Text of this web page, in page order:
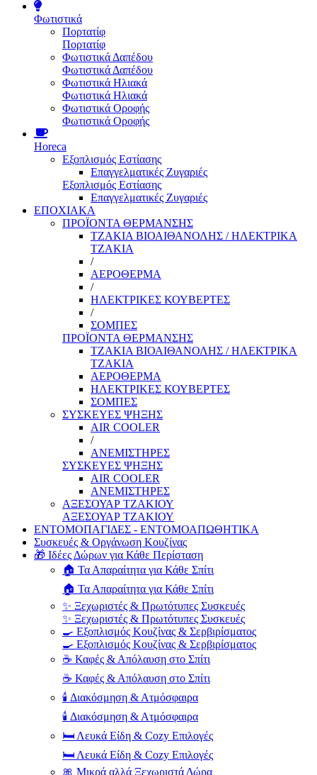
Φωτιστικά
Πορτατίφ
Πορτατίφ
Φωτιστικά Δαπέδου
Φωτιστικά Δαπέδου
Φωτιστικά Ηλιακά
Φωτιστικά Ηλιακά
Φωτιστικά Οροφής
Φωτιστικά Οροφής
Horeca
Εξοπλισμός Εστίασης
Επαγγελματικές Ζυγαριές
Εξοπλισμός Εστίασης
Επαγγελματικές Ζυγαριές
ΕΠΟΧΙΑΚΑ
ΠΡΟΪΟΝΤΑ ΘΕΡΜΑΝΣΗΣ
ΤΖΑΚΙΑ ΒΙΟΑΙΘΑΝΟΛΗΣ / ΗΛΕΚΤΡΙΚΑ
ΤΖΑΚΙΑ
/
ΑΕΡΟΘΕΡΜΑ
/
ΗΛΕΚΤΡΙΚΕΣ ΚΟΥΒΕΡΤΕΣ
/
ΣΟΜΠΕΣ
ΠΡΟΪΟΝΤΑ ΘΕΡΜΑΝΣΗΣ
ΤΖΑΚΙΑ ΒΙΟΑΙΘΑΝΟΛΗΣ / ΗΛΕΚΤΡΙΚΑ
ΤΖΑΚΙΑ
ΑΕΡΟΘΕΡΜΑ
ΗΛΕΚΤΡΙΚΕΣ ΚΟΥΒΕΡΤΕΣ
ΣΟΜΠΕΣ
ΣΥΣΚΕΥΕΣ ΨΗΞΗΣ
AIR COOLER
/
ΑΝΕΜΙΣΤΗΡΕΣ
ΣΥΣΚΕΥΕΣ ΨΗΞΗΣ
AIR COOLER
ΑΝΕΜΙΣΤΗΡΕΣ
ΑΞΕΣΟΥΑΡ ΤΖΑΚΙΟΥ
ΑΞΕΣΟΥΑΡ ΤΖΑΚΙΟΥ
ΕΝΤΟΜΟΠΑΓΙΔΕΣ - ΕΝΤΟΜΟΑΠΩΘΗΤΙΚΑ
Συσκευές & Οργάνωση Κουζίνας
🎁 Ιδέες Δώρων για Κάθε Περίσταση
🏠 Τα Απαραίτητα για Κάθε Σπίτι
🏠 Τα Απαραίτητα για Κάθε Σπίτι
✨ Ξεχωριστές & Πρωτότυπες Συσκευές
✨ Ξεχωριστές & Πρωτότυπες Συσκευές
🍳 Εξοπλισμός Κουζίνας & Σερβιρίσματος
🍳 Εξοπλισμός Κουζίνας & Σερβιρίσματος
☕ Καφές & Απόλαυση στο Σπίτι
☕ Καφές & Απόλαυση στο Σπίτι
🕯️ Διακόσμηση & Ατμόσφαιρα
🕯️ Διακόσμηση & Ατμόσφαιρα
🛏️ Λευκά Είδη & Cozy Επιλογές
🛏️ Λευκά Είδη & Cozy Επιλογές
🎀 Μικρά αλλά Ξεχωριστά Δώρα